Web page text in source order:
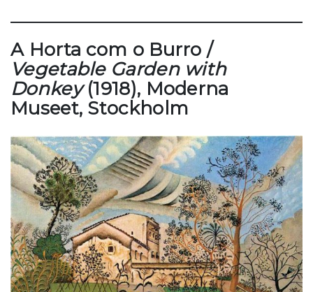
A Horta com o Burro /
Vegetable Garden with
Donkey(1918), Moderna
Museet, Stockholm